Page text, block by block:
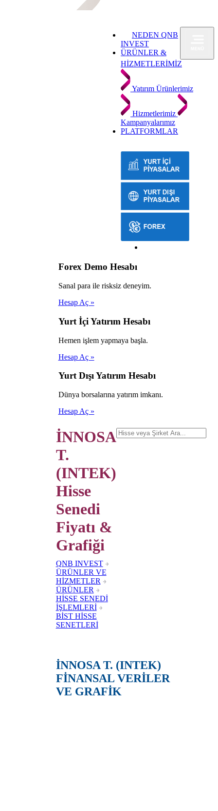
NEDEN QNB
INVEST
ÜRÜNLER &
HİZMETLERİMİZ
Yatırım Ürünlerimiz
Hizmetlerimiz
Kampanyalarımız
PLATFORMLAR
Forex Demo Hesabı
Sanal para ile risksiz deneyim.
Hesap Aç »
Yurt İçi Yatırım Hesabı
Hemen işlem yapmaya başla.
Hesap Aç »
Yurt Dışı Yatırım Hesabı
Dünya borsalarına yatırım imkanı.
Hesap Aç »
İNNOSA
T.
(INTEK)
Hisse
Senedi
Fiyatı &
Grafiği
QNB INVEST
ÜRÜNLER VE
HİZMETLER
ÜRÜNLER
HİSSE SENEDİ
İŞLEMLERİ
BİST HİSSE
SENETLERİ
İNNOSA T. (INTEK)
FİNANSAL VERİLER
VE GRAFİK